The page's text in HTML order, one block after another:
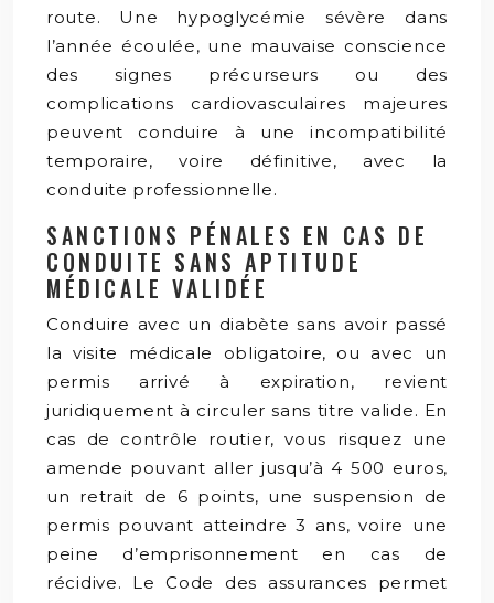
route. Une hypoglycémie sévère dans
l’année écoulée, une mauvaise conscience
des signes précurseurs ou des
complications cardiovasculaires majeures
peuvent conduire à une incompatibilité
temporaire, voire définitive, avec la
conduite professionnelle.
SANCTIONS PÉNALES EN CAS DE
CONDUITE SANS APTITUDE
MÉDICALE VALIDÉE
Conduire avec un diabète sans avoir passé
la visite médicale obligatoire, ou avec un
permis arrivé à expiration, revient
juridiquement à circuler sans titre valide. En
cas de contrôle routier, vous risquez une
amende pouvant aller jusqu’à 4 500 euros,
un retrait de 6 points, une suspension de
permis pouvant atteindre 3 ans, voire une
peine d’emprisonnement en cas de
récidive. Le Code des assurances permet